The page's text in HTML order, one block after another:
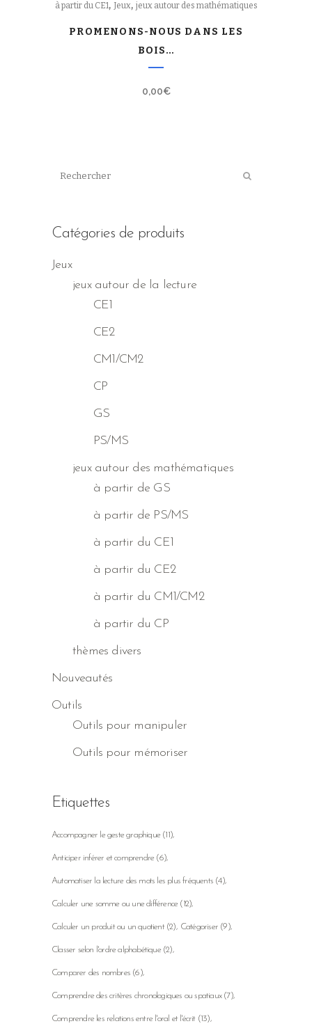
à partir du CE1, Jeux, jeux autour des mathématiques
PROMENONS-NOUS DANS LES
BOIS…
0,00€
Catégories de produits
Jeux
jeux autour de la lecture
CE1
CE2
CM1/CM2
CP
GS
PS/MS
jeux autour des mathématiques
à partir de GS
à partir de PS/MS
à partir du CE1
à partir du CE2
à partir du CM1/CM2
à partir du CP
thèmes divers
Nouveautés
Outils
Outils pour manipuler
Outils pour mémoriser
Etiquettes
Accompagner le geste graphique(11)
Anticiper inférer et comprendre(6)
Automatiser la lecture des mots les plus fréquents (4)
Calculer une somme ou une différence(12)
Calculer un produit ou un quotient(2) Catégoriser (9)
Classer selon l'ordre alphabétique(2)
Comparer des nombres (6)
Comprendre des critères chronologiques ou spatiaux(7)
Comprendre les relations entre l'oral et l'écrit(13)